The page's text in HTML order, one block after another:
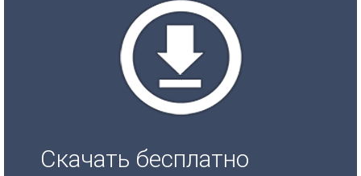
Скачать бесплатно